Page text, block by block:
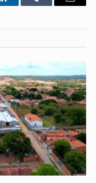
LinkedInTumblr
E-